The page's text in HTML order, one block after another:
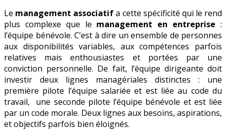
Le management associatifa cette spécificité qui le rend
plus complexe que le management en entreprise :
l’équipe bénévole. C’est à dire un ensemble de personnes
aux disponibilités variables, aux compétences parfois
relatives mais enthousiastes et portées par une
conviction personnelle. De fait, l’équipe dirigeante doit
investir deux lignes managériales distinctes : une
première pilote l’équipe salariée et est liée au code du
travail, une seconde pilote l’équipe bénévole et est liée
par un code morale. Deux lignes aux besoins, aspirations,
et objectifs parfois bien éloignés.